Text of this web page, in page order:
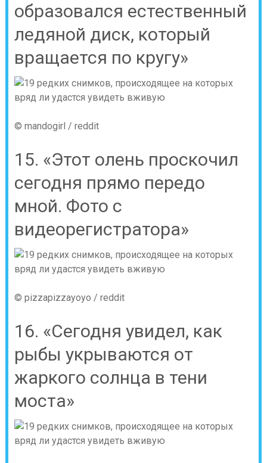
образовался естественный
ледяной диск, который
вращается по кругу»
© mandogirl / reddit
15. «Этот олень проскочил
сегодня прямо передо
мной. Фото с
видеорегистратора»
© pizzapizzayoyo / reddit
16. «Сегодня увидел, как
рыбы укрываются от
жаркого солнца в тени
моста»